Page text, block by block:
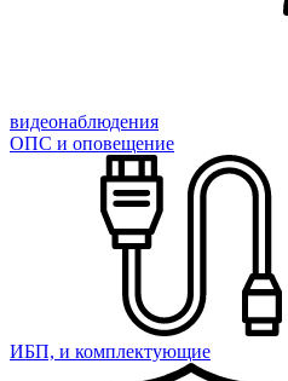
видеонаблюдения
ОПС и оповещение
ИБП, и комплектующие